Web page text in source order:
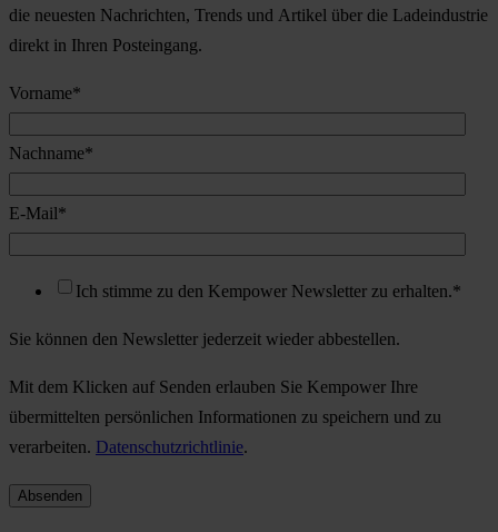
die neuesten Nachrichten, Trends und Artikel über die Ladeindustrie
direkt in Ihren Posteingang.
Vorname*
Nachname*
E-Mail*
Ich stimme zu den Kempower Newsletter zu erhalten.*
Sie können den Newsletter jederzeit wieder abbestellen.
Mit dem Klicken auf Senden erlauben Sie Kempower Ihre
übermittelten persönlichen Informationen zu speichern und zu
verarbeiten. Datenschutzrichtlinie.